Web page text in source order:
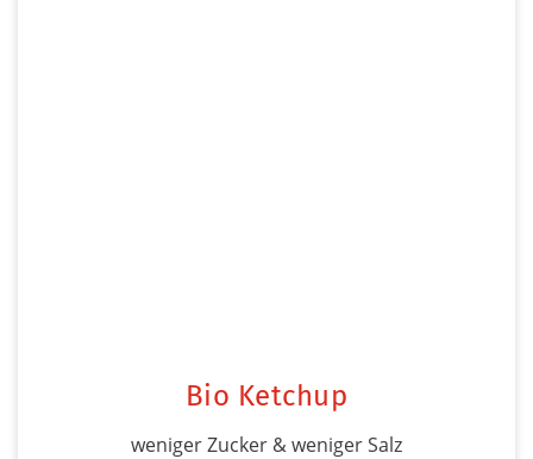
Bio Ketchup
weniger Zucker & weniger Salz